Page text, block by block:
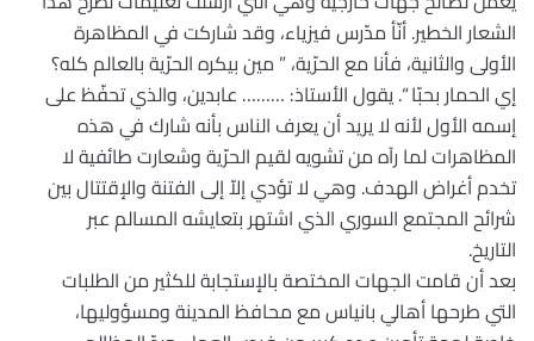
الشعار الخطير. أنّأ مدّرس فيزياء، وقد شاركت في المظاهرة
الأولى والثانية، فأنا مع الحرّية، ” مين بيكره الحرّية بالعالم كله؟
إي الحمار بحبّا “. يقول الأستاذ: ……… عابدين، والذي تحفّظ على
إسمه الأول لأنه لا يريد أن يعرف الناس بأنه شارك في هذه
المظاهرات لما رآه من تشويه لقيم الحرّية وشعارت طائفية لا
تخدم أغراض الهدف. وهي لا تؤدي إلاّ إلى الفتنة والإقتتال بين
شرائح المجتمع السوري الذي اشتهر بتعايشه المسالم عبر
التاريخ.
بعد أن قامت الجهات المختصة بالإستجابة للكثير من الطلبات
التي طرحها أهالي بانياس مع محافظ المدينة ومسؤوليها،